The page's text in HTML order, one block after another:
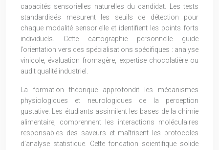
capacités sensorielles naturelles du candidat. Les tests
standardisés mesurent les seuils de détection pour
chaque modalité sensorielle et identifient les points forts
individuels. Cette cartographie personnelle guide
l’orientation vers des spécialisations spécifiques : analyse
vinicole, évaluation fromagère, expertise chocolatière ou
audit qualité industriel.
La formation théorique approfondit les mécanismes
physiologiques et neurologiques de la perception
gustative. Les étudiants assimilent les bases de la chimie
alimentaire, comprennent les interactions moléculaires
responsables des saveurs et maîtrisent les protocoles
d’analyse statistique. Cette fondation scientifique solide